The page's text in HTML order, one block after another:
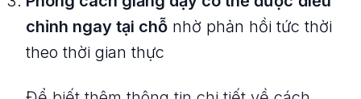
chỉnh ngay tại chỗ nhờ phản hồi tức thời
theo thời gian thực